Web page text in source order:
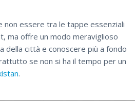
non essere tra le tappe essenziali
ma offre un modo meraviglioso
della città e conoscere più a fondo
se non si ha il tempo per un
.